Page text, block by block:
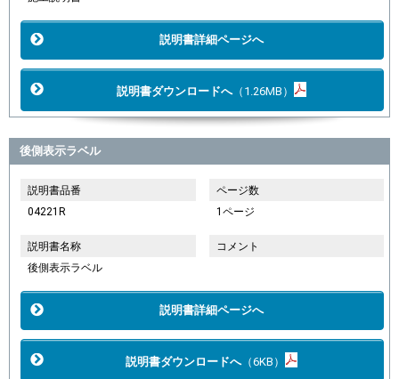
説明書詳細ページへ
説明書ダウンロードへ（1.26MB）
後側表示ラベル
説明書品番
04221R
ページ数
1ページ
説明書名称
後側表示ラベル
コメント
説明書詳細ページへ
説明書ダウンロードへ（6KB）